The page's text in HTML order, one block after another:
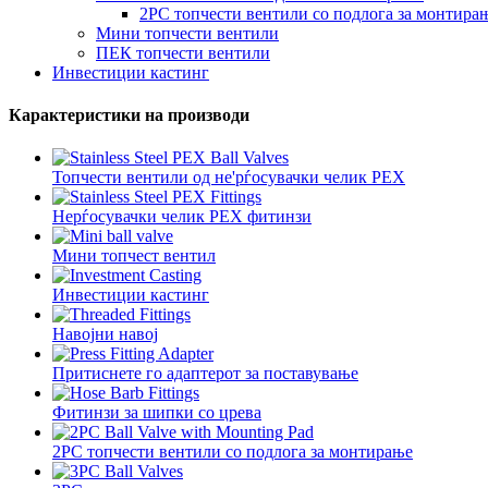
2PC топчести вентили со подлога за
Мини топчести вентили
ПЕК топчести вентили
Инвестиции кастинг
Карактеристики на производи
Топчести вентили од не'рѓосувачки челик PEX
Нерѓосувачки челик PEX фитинзи
Мини топчест вентил
Инвестиции кастинг
Навојни навој
Притиснете го адаптерот за поставување
Фитинзи за шипки со црева
2PC топчести вентили со подлога за монтирање